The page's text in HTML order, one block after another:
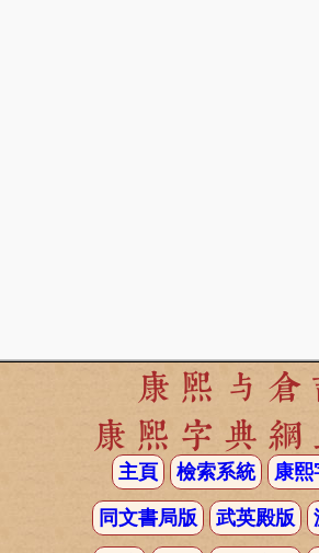
康熙与倉
康熙字典網
主頁 檢索系統 康熙
同文書局版 武英殿版